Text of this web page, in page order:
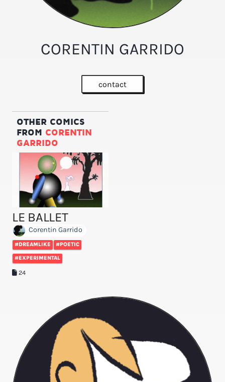
CORENTIN GARRIDO
contact
OTHER COMICS
FROM CORENTIN
GARRIDO
LE BALLET
Corentin Garrido
#DREAMLIKE #POETIC
#EXPERIMENTAL
24